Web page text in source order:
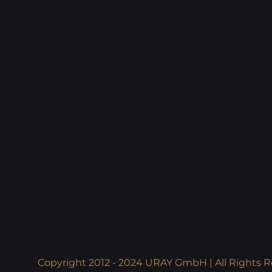
Copyright 2012 - 2024 URAY GmbH | All Rights